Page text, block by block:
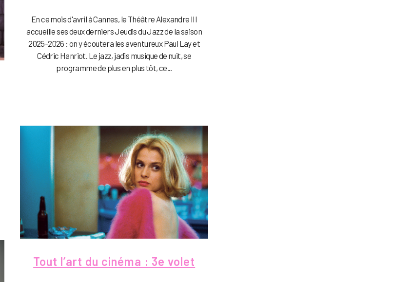
En ce mois d'avril à Cannes, le Théâtre Alexandre III
accueille ses deux derniers Jeudis du Jazz de la saison
2025-2026 : on y écoutera les aventureux Paul Lay et
Cédric Hanriot. Le jazz, jadis musique de nuit, se
programme de plus en plus tôt, ce...
Tout l’art du cinéma : 3e volet